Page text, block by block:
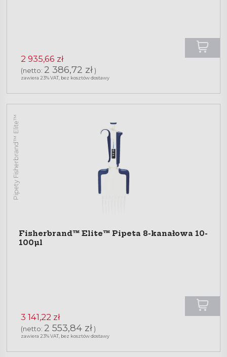
2 935,66 zł
(netto: 2 386,72 zł)
zawiera 23% VAT, bez kosztów dostawy
Fisherbrand™ Elite™ Pipeta 8-kanałowa 10-
100µl
Pipety Fisherbrand™ Elite™
3 141,22 zł
(netto: 2 553,84 zł)
zawiera 23% VAT, bez kosztów dostawy